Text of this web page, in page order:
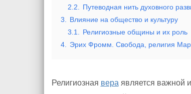
2.2.
Путеводная нить духовного
3.
Влияние на общество и культуру
3.1.
Религиозные общины и их роль
4.
Эрих Фромм. Свобода, религия
Религиозная вера является важной